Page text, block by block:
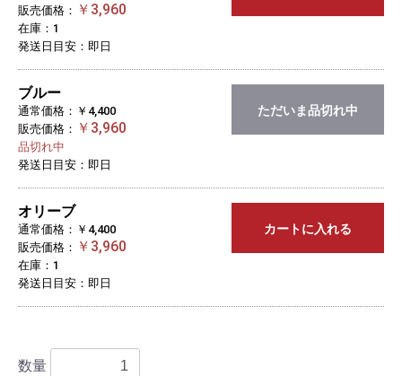
販売価格： ￥3,960
在庫：1
発送日目安：即日
ブルー
通常価格：￥4,400
販売価格： ￥3,960
品切れ中
発送日目安：即日
ただいま品切れ中
オリーブ
通常価格：￥4,400
販売価格： ￥3,960
在庫：1
発送日目安：即日
カートに入れる
数量